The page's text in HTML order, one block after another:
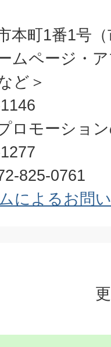
本町1番1号
ムページ・
ど＞
ロモーショ
825-0761
によるお問